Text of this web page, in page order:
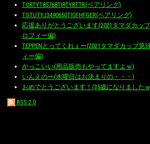
TORTYT85768TIRTYRTTR(ベアリング)
TOTUTYJ3490650TIGFHFGER(ベアリング)
応援ありがとうございます(2021タマダカッ
ロフィー偏)
TEPPENとってくれぇー(2021タマダカップ第
ィー偏)
かっこいい(用品販売もやってますよｗ)
いんえのー(水曜日はお決まりの・・・)
おめでとうございます！(35歳になりました
RSS 2.0